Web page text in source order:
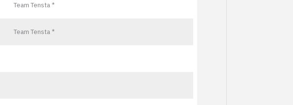
Team Tensta *
Team Tensta *